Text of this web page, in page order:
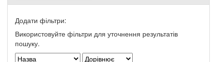
Додати фільтри:
Використовуйте фільтри для уточнення результатів
пошуку.